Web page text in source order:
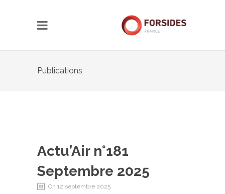
Publications
Actu’Air n°181
Septembre 2025
On 12 septembre 2025